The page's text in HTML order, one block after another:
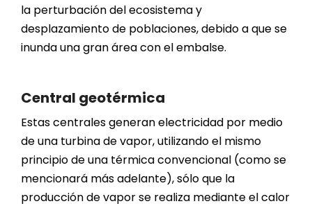
la perturbación del ecosistema y
desplazamiento de poblaciones, debido a que se
inunda una gran área con el embalse.
Central geotérmica
Estas centrales generan electricidad por medio
de una turbina de vapor, utilizando el mismo
principio de una térmica convencional (como se
mencionará más adelante), sólo que la
producción de vapor se realiza mediante el calor